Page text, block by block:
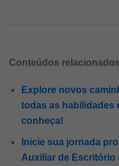
Conteúdos
Explore novos
todas as habilidades
conheça!
Inicie sua jornada
Auxiliar de Escritório